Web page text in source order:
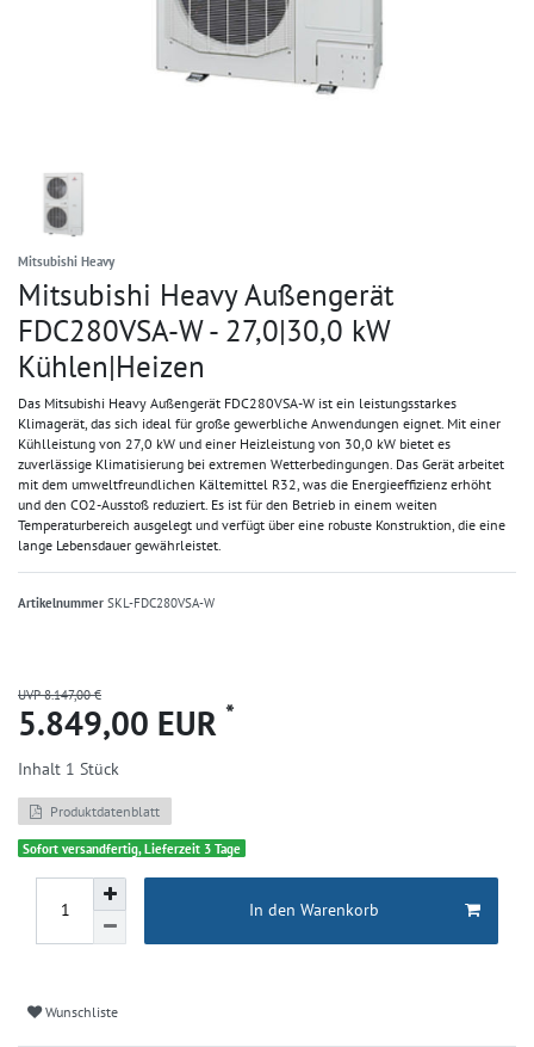
Mitsubishi Heavy
Mitsubishi Heavy Außengerät
FDC280VSA-W - 27,0|30,0 kW
Kühlen|Heizen
Das Mitsubishi Heavy Außengerät FDC280VSA-W ist ein leistungsstarkes
Klimagerät, das sich ideal für große gewerbliche Anwendungen eignet. Mit einer
Kühlleistung von 27,0 kW und einer Heizleistung von 30,0 kW bietet es
zuverlässige Klimatisierung bei extremen Wetterbedingungen. Das Gerät arbeitet
mit dem umweltfreundlichen Kältemittel R32, was die Energieeffizienz erhöht
und den CO2-Ausstoß reduziert. Es ist für den Betrieb in einem weiten
Temperaturbereich ausgelegt und verfügt über eine robuste Konstruktion, die eine
lange Lebensdauer gewährleistet​.
Artikelnummer SKL-FDC280VSA-W
UVP 8.147,00 €
5.849,00 EUR *
Inhalt 1 Stück
Produktdatenblatt
Sofort versandfertig, Lieferzeit 3 Tage
In den Warenkorb
Wunschliste